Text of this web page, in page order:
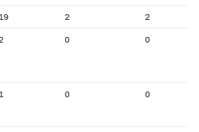
19 2 2
0 0
1 0 0